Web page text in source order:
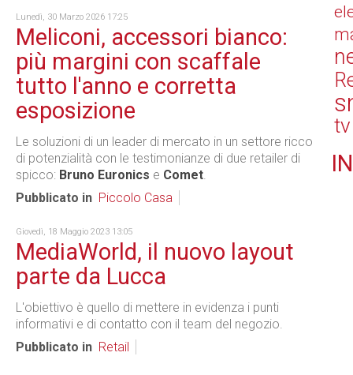
Lunedì, 30 Marzo 2026 17:25
Meliconi, accessori bianco:
più margini con scaffale
tutto l'anno e corretta
esposizione
Le soluzioni di un leader di mercato in un settore ricco
di potenzialità con le testimonianze di due retailer di
spicco: Bruno Euronics e Comet.
Pubblicato in Piccolo Casa
Giovedì, 18 Maggio 2023 13:05
MediaWorld, il nuovo layout
parte da Lucca
L'obiettivo è quello di mettere in evidenza i punti
informativi e di contatto con il team del negozio.
Pubblicato in Retail
tv
IN